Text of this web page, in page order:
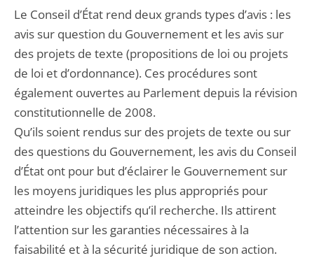
Le Conseil d’État rend deux grands types d’avis : les
avis sur question du Gouvernement et les avis sur
des projets de texte (propositions de loi ou projets
de loi et d’ordonnance). Ces procédures sont
également ouvertes au Parlement depuis la révision
constitutionnelle de 2008.
Qu’ils soient rendus sur des projets de texte ou sur
des questions du Gouvernement, les avis du Conseil
d’État ont pour but d’éclairer le Gouvernement sur
les moyens juridiques les plus appropriés pour
atteindre les objectifs qu’il recherche. Ils attirent
l’attention sur les garanties nécessaires à la
faisabilité et à la sécurité juridique de son action.